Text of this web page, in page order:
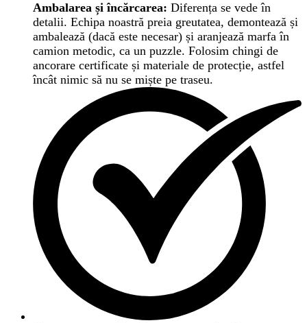
Ambalarea și încărcarea: Diferența se vede în
detalii. Echipa noastră preia greutatea, demontează și
ambalează (dacă este necesar) și aranjează marfa în
camion metodic, ca un puzzle. Folosim chingi de
ancorare certificate și materiale de protecție, astfel
încât nimic să nu se miște pe traseu.